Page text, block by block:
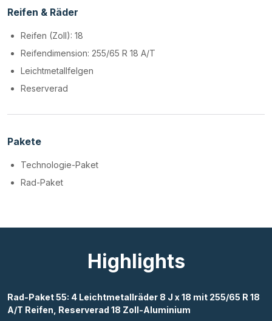
Reifen & Räder
Reifen (Zoll): 18
Reifendimension: 255/65 R 18 A/T
Leichtmetallfelgen
Reserverad
Pakete
Technologie-Paket
Rad-Paket
Highlights
Rad-Paket 55: 4 Leichtmetallräder 8 J x 18 mit 255/65 R 18
A/T Reifen, Reserverad 18 Zoll-Aluminium